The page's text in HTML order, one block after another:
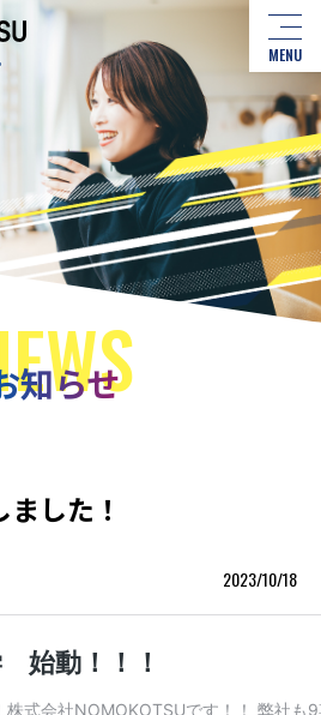
コツ）の採用オウンドメディア
MENU
知らせ
ました！
2023/10/18